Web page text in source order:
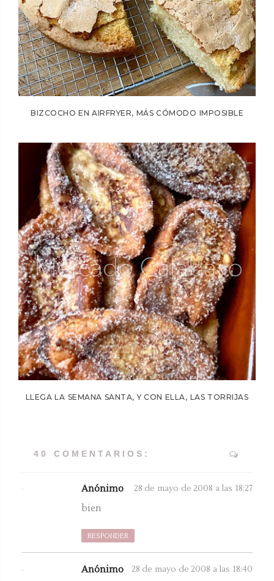
BIZCOCHO EN AIRFRYER, MÁS CÓMODO IMPOSIBLE
LLEGA LA SEMANA SANTA, Y CON ELLA, LAS TORRIJAS
40 COMENTARIOS:
Anónimo 28 de mayo de 2008 a las 18:27
bien
RESPONDER
Anónimo 28 de mayo de 2008 a las 18:40